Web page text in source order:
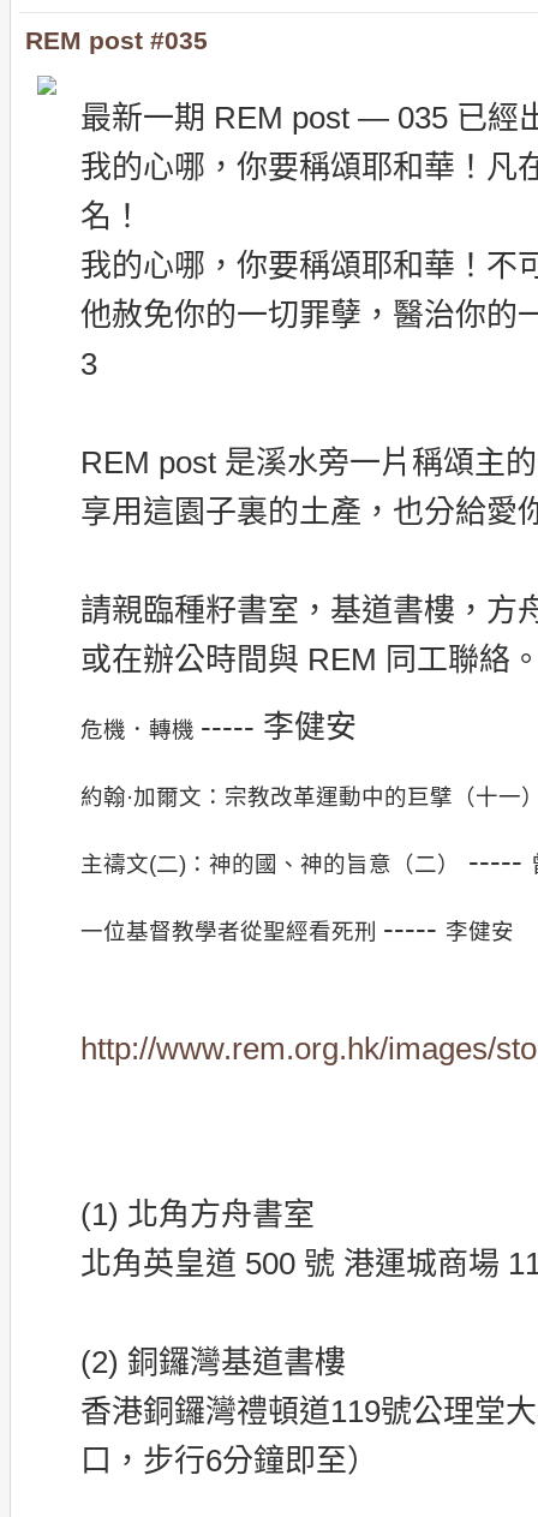
REM post #035
最新一期 REM post — 035 已經
我的心哪，你要稱頌耶和華！凡
名！
我的心哪，你要稱頌耶和華！不
他赦免你的一切罪孽，醫治你的
3
REM post 是溪水旁一片稱頌主
享用這園子裏的土產，也分給愛
請親臨種籽書室，基道書樓，方
或在辦公時間與 REM 同工聯絡
危機．轉機 ----- 李健安
約翰·加爾文：宗教改革運動中的巨擘（十一
主禱文(二)：神的國、神的旨意（二） -----
一位基督教學者從聖經看死刑 ----- 李健安
http://www.rem.org.hk/images/
(1) 北角方舟書室
北角英皇道 500 號 港運城商場
(2) 銅鑼灣基道書樓
香港銅鑼灣禮頓道119號公理堂
口，步行6分鐘即至）